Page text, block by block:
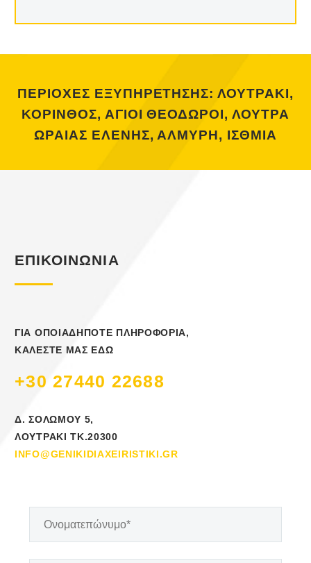
ΠΕΡΙΟΧΕΣ ΕΞΥΠΗΡΕΤΗΣΗΣ: ΛΟΥΤΡΑΚΙ,
ΚΟΡΙΝΘΟΣ, ΑΓΙΟΙ ΘΕΟΔΩΡΟΙ, ΛΟΥΤΡΑ
ΩΡΑΙΑΣ ΕΛΕΝΗΣ, ΑΛΜΥΡΗ, ΙΣΘΜΙΑ
ΕΠΙΚΟΙΝΩΝΙΑ
ΓΙΑ ΟΠΟΙΑΔΗΠΟΤΕ ΠΛΗΡΟΦΟΡΙΑ,
ΚΑΛΕΣΤΕ ΜΑΣ ΕΔΩ
+30 27440 22688
Δ. ΣΟΛΩΜΟΥ 5,
ΛΟΥΤΡΑΚΙ ΤΚ.20300
INFO@GENIKIDIAXEIRISTIKI.GR